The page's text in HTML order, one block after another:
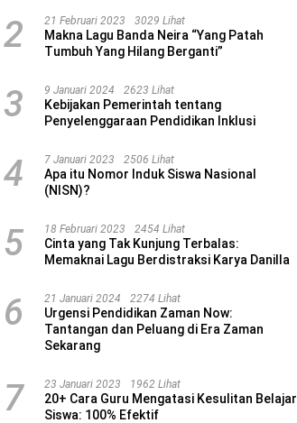
2 21 Februari 2023 3029 Lihat
Makna Lagu Banda Neira “Yang Patah
Tumbuh Yang Hilang Berganti”
3 9 Januari 2024 2623 Lihat
Kebijakan Pemerintah tentang
Penyelenggaraan Pendidikan Inklusi
4 7 Januari 2023 2506 Lihat
Apa itu Nomor Induk Siswa Nasional
(NISN)?
5 18 Februari 2023 2454 Lihat
Cinta yang Tak Kunjung Terbalas:
Memaknai Lagu Berdistraksi Karya Danilla
6 21 Januari 2024 2274 Lihat
Urgensi Pendidikan Zaman Now:
Tantangan dan Peluang di Era Zaman
Sekarang
7 23 Januari 2023 1962 Lihat
20+ Cara Guru Mengatasi Kesulitan Belajar
Siswa: 100% Efektif